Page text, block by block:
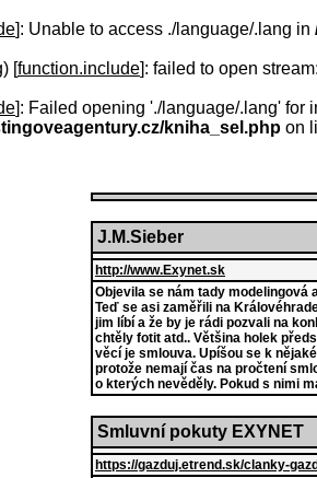
]: Unable to access ./language/.lang in
[function.include]: failed to open
]: Failed opening './language/.lang' for
kniha_sel.php on
J.M.Sieber
http://www.Exynet.sk
Objevila se nám tady modelingová
Teď se asi zaměřili na
jim líbí a že by je rádi pozvali na
chtěly fotit atd.. Většina holek
věcí je smlouva. Upíšou se k
protože nemají čas na pročtení
o kterých nevěděly. Pokud s nimi
Smluvní pokuty EXYNET
https://gazduj.etrend.sk/clanky-